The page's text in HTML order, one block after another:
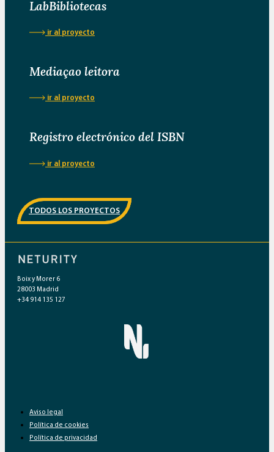
LabBibliotecas
ir al proyecto
Mediaçao leitora
ir al proyecto
Registro electrónico del ISBN
ir al proyecto
TODOS LOS PROYECTOS
Boix y Morer 6
28003 Madrid
+34 914 135 127
Aviso legal
Política de cookies
Política de privacidad